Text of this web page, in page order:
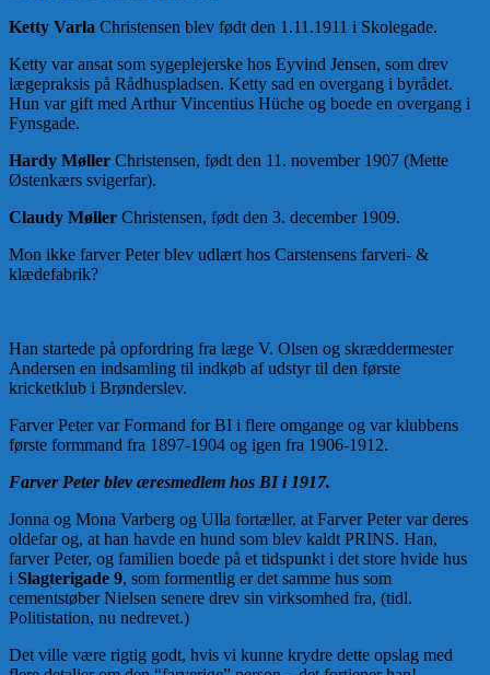
Ketty Varla Christensen blev født den 1.11.1911 i Skolegade.
Ketty var ansat som sygeplejerske hos Eyvind Jensen, som drev
lægepraksis på Rådhuspladsen. Ketty sad en overgang i byrådet.
Hun var gift med Arthur Vincentius Hüche og boede en overgang i
Fynsgade.
Hardy Møller Christensen, født den 11. november 1907 (Mette
Østenkærs svigerfar).
Claudy Møller Christensen, født den 3. december 1909.
Mon ikke farver Peter blev udlært hos Carstensens farveri- &
klædefabrik?
Han startede på opfordring fra læge V. Olsen og skræddermester
Andersen en indsamling til indkøb af udstyr til den første
kricketklub i Brønderslev.
Farver Peter var Formand for BI i flere omgange og var klubbens
første formmand fra 1897-1904 og igen fra 1906-1912.
Farver Peter blev æresmedlem hos BI i 1917.
Jonna og Mona Varberg og Ulla fortæller, at Farver Peter var deres
oldefar og, at han havde en hund som blev kaldt PRINS. Han,
farver Peter, og familien boede på et tidspunkt i det store hvide hus
i Slagterigade 9, som formentlig er det samme hus som
cementstøber Nielsen senere drev sin virksomhed fra, (tidl.
Politistation, nu nedrevet.)
Det ville være rigtig godt, hvis vi kunne krydre dette opslag med